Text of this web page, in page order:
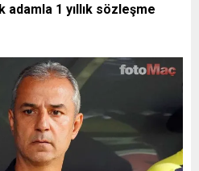
1 yıllık sözleşme